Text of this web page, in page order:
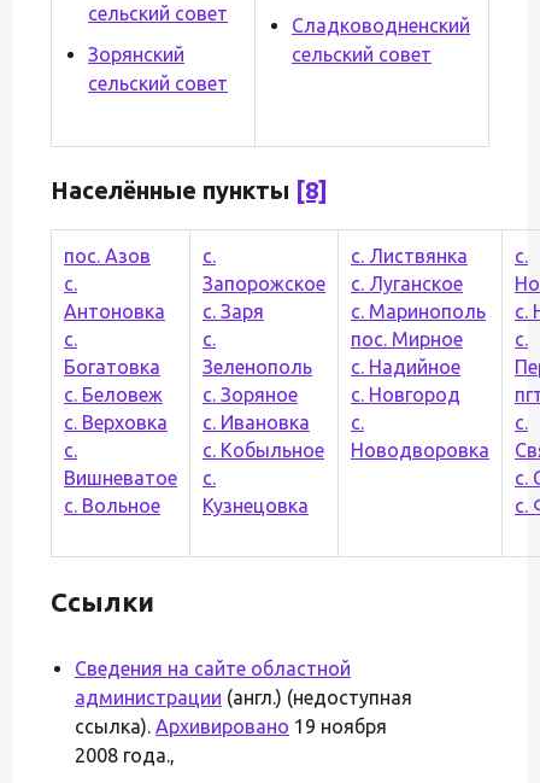
сельский совет
Зорянский
сельский совет
Сладководненский
сельский совет
Населённые пункты [8]
пос. Азов
с.
Антоновка
с.
Богатовка
с. Беловеж
с. Верховка
с.
Вишневатое
с. Вольное
с.
Запорожское
с. Заря
с.
Зеленополь
с. Зоряное
с. Ивановка
с. Кобыльное
с.
Кузнецовка
с. Листвянка
с. Луганское
с. Маринополь
пос. Мирное
с. Надийное
с. Новгород
с.
Новодворовка
с.
с.
с.
с.
с.
с.
Ссылки
Сведения на сайте областной
администрации (англ.) (недоступная
ссылка). Архивировано 19 ноября
2008 года.,